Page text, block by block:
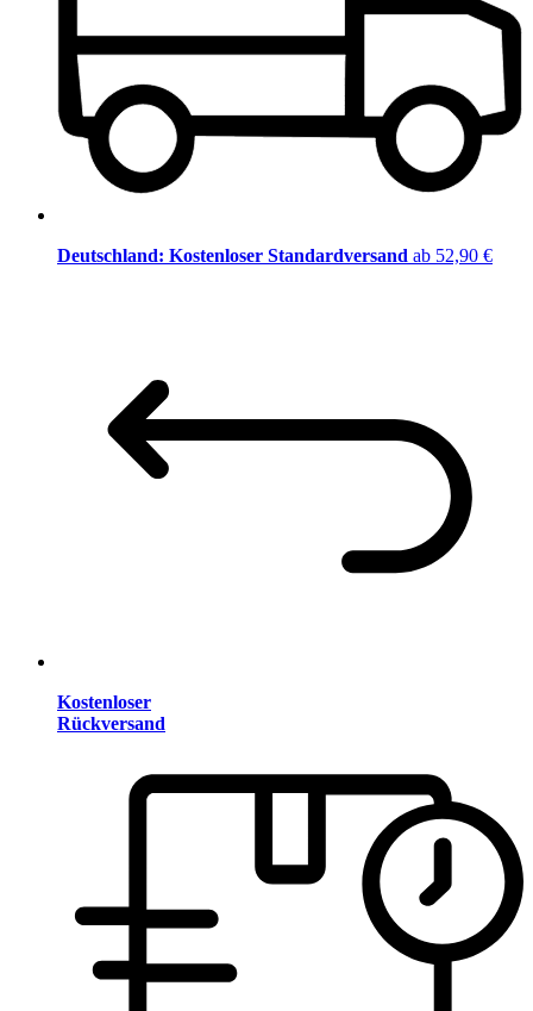
Deutschland: Kostenloser Standardversand ab 52,90 €
Kostenloser
Rückversand